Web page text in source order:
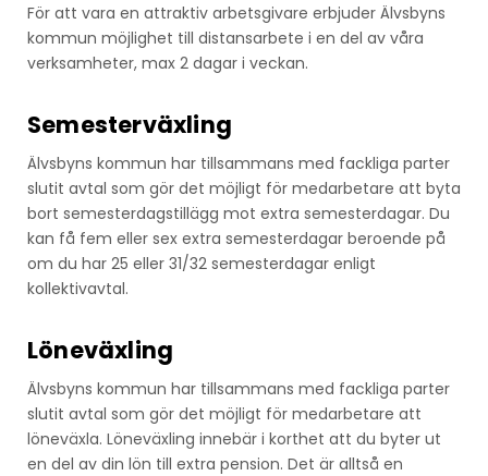
För att vara en attraktiv arbetsgivare erbjuder Älvsbyns
kommun möjlighet till distansarbete i en del av våra
verksamheter, max 2 dagar i veckan.
Semesterväxling
Älvsbyns kommun har tillsammans med fackliga parter
slutit avtal som gör det möjligt för medarbetare att byta
bort semesterdagstillägg mot extra semesterdagar. Du
kan få fem eller sex extra semesterdagar beroende på
om du har 25 eller 31/32 semesterdagar enligt
kollektivavtal.
Löneväxling
Älvsbyns kommun har tillsammans med fackliga parter
slutit avtal som gör det möjligt för medarbetare att
löneväxla. Löneväxling innebär i korthet att du byter ut
en del av din lön till extra pension. Det är alltså en